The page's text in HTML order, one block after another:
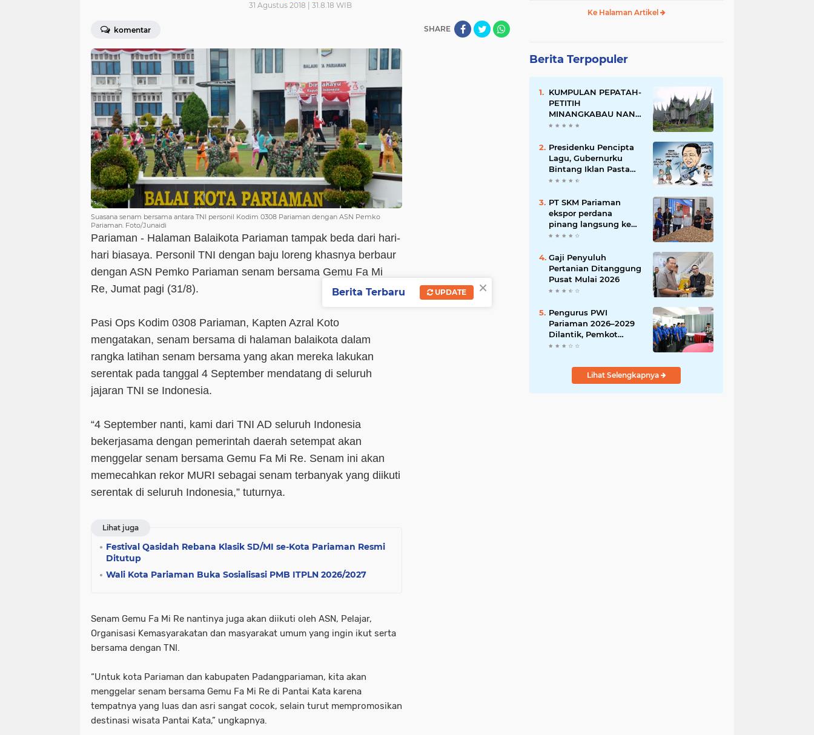
31 Agustus 2018 | 31.8.18 WIB
komentar SHARE
Suasana senam bersama antara TNI personil Kodim 0308 Pariaman dengan ASN Pemko
Pariaman. Foto/Junaidi
Pariaman - Halaman Balaikota Pariaman tampak beda dari hari-
hari biasaya. Personil TNI dengan baju loreng khasnya berbaur
dengan ASN Pemko Pariaman senam bersama Gemu Fa Mi
Re, Jumat pagi (31/8).
Pasi Ops Kodim 0308 Pariaman, Kapten Azral Koto
mengatakan, senam bersama di halaman balaikota dalam
rangka latihan senam bersama yang akan mereka lakukan
serentak pada tanggal 4 September mendatang di seluruh
jajaran TNI se Indonesia.
“4 September nanti, kami dari TNI AD seluruh Indonesia
bekerjasama dengan pemerintah daerah setempat akan
menggelar senam bersama Gemu Fa Mi Re. Senam ini akan
memecahkan rekor MURI sebagai senam terbanyak yang diikuti
serentak di seluruh Indonesia,” tuturnya.
Lihat juga
Festival Qasidah Rebana Klasik SD/MI se-Kota Pariaman Resmi
Ditutup
Wali Kota Pariaman Buka Sosialisasi PMB ITPLN 2026/2027
Senam Gemu Fa Mi Re nantinya juga akan diikuti oleh ASN, Pelajar,
Organisasi Kemasyarakatan dan masyarakat umum yang ingin ikut serta
bersama dengan TNI.
“Untuk kota Pariaman dan kabupaten Padangpariaman, kita akan
menggelar senam bersama Gemu Fa Mi Re di Pantai Kata karena
tempatnya yang luas dan asri sangat cocok, selain turut mempromosikan
destinasi wisata Pantai Kata,” ungkapnya.
Ke Halaman Artikel
Berita Terpopuler
KUMPULAN PEPATAH-
PETITIH
MINANGKABAU NAN
ELOK
Presidenku Pencipta
Lagu, Gubernurku
Bintang Iklan Pasta
Gigi
PT SKM Pariaman
ekspor perdana
pinang langsung ke
India
Gaji Penyuluh
Pertanian Ditanggung
Pusat Mulai 2026
Pengurus PWI
Pariaman 2026–2029
Dilantik, Pemkot
Tekankan Sinergi dan
Lihat Selengkapnya
×
Berita Terbaru UPDATE